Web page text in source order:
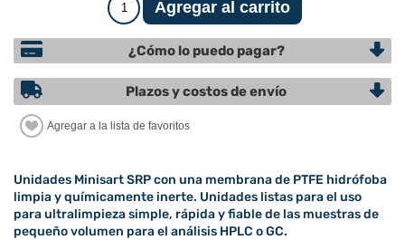
¿Cómo lo puedo pagar?
Plazos y costos de envío
Unidades Minisart SRP con una membrana de PTFE hidrófoba
limpia y químicamente inerte. Unidades listas para el uso
para ultralimpieza simple, rápida y fiable de las muestras de
pequeño volumen para el análisis HPLC o GC.